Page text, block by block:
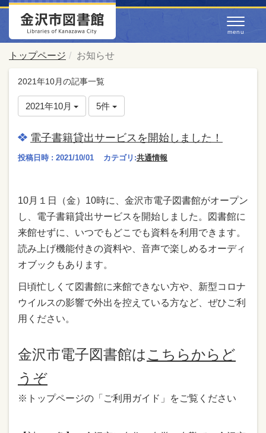
トップページ お知らせ
2021年10月の記事一覧
2021年10月 5件
電子書籍貸出サービスを開始しました！
投稿日時 : 2021/10/01 カテゴリ:共通情報
10月１日（金）10時に、金沢市電子図書館がオープン
し、電子書籍貸出サービスを開始しました。図書館に
来館せずに、いつでもどこでも資料を利用できます。
読み上げ機能付きの資料や、音声で楽しめるオーディ
オブックもあります。
日頃忙しくて図書館に来館できない方や、新型コロナ
ウイルスの影響で外出を控えている方など、ぜひご利
用ください。
金沢市電子図書館は こちらからど
うぞ
※トップページの「ご利用ガイド」をご覧ください